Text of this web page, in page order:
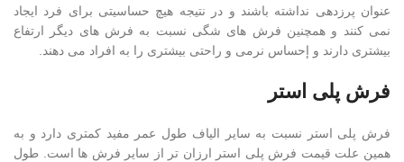
عنوان پرزدهی نداشته باشند و در نتیجه هیچ حساسیتی برای فرد ایجاد
نمی کنند و همچنین فرش های شگی نسبت به فرش های دیگر ارتفاع
بیشتری دارند و إحساس نرمی و راحتی بیشتری را به افراد می دهند.
فرش پلی استر
فرش پلی استر نسبت به سایر الیاف طول عمر مفید کمتری دارد و به
همین علت قیمت فرش پلی استر ارزان تر از سایر فرش ها است. طول